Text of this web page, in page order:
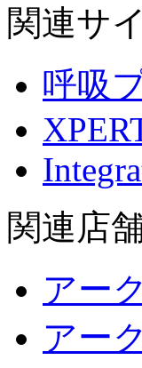
関連サ
呼吸
関連店
アー
アー